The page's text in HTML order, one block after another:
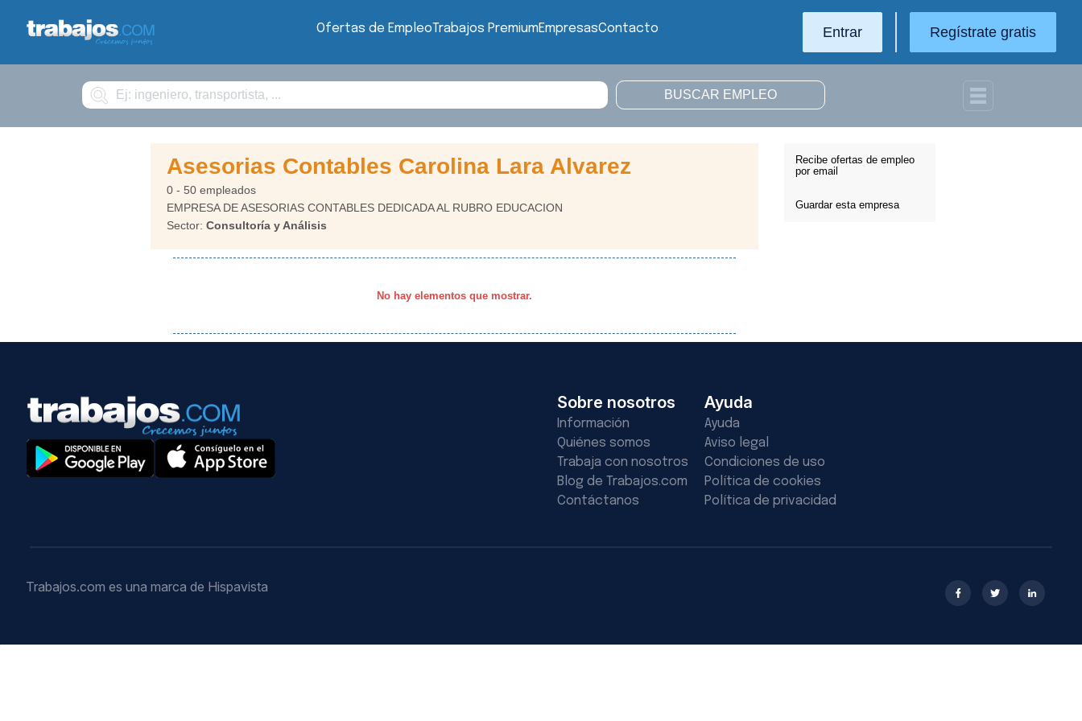
Ofertas de EmpleoTrabajos PremiumEmpresasContacto Entrar Regístrate gratis
Buscar
Recibe ofertas de empleo
por email
Guardar esta empresa
Asesorias Contables Carolina Lara Alvarez
0 - 50 empleados
EMPRESA DE ASESORIAS CONTABLES DEDICADA AL RUBRO EDUCACION
Sector: Consultoría y Análisis
No hay elementos que mostrar.
Sobre nosotros
Información
Quiénes somos
Trabaja con nosotros
Blog de Trabajos.com
Contáctanos
Ayuda
Ayuda
Aviso legal
Condiciones de uso
Política de cookies
Política de privacidad
Trabajos.com es una marca de Hispavista